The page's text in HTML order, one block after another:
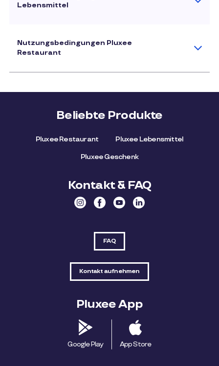
Lebensmittel
Nutzungsbedingungen Pluxee
Restaurant
Beliebte Produkte
Pluxee Restaurant Pluxee Lebensmittel
Pluxee Geschenk
Kontakt & FAQ
FAQ
Kontakt aufnehmen
Pluxee App
Google Play App Store